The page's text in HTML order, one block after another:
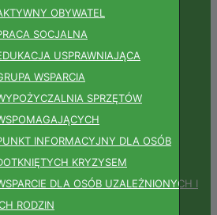
OBYWATEL
SOCJALNA
USPRAWNIAJĄCA
WSPARCIA
SPRZĘTÓW
INFORMACYJNY DLA OSÓB
KRYZYSEM
DLA OSÓB UZALEŻNIONYCH I
RODZIN